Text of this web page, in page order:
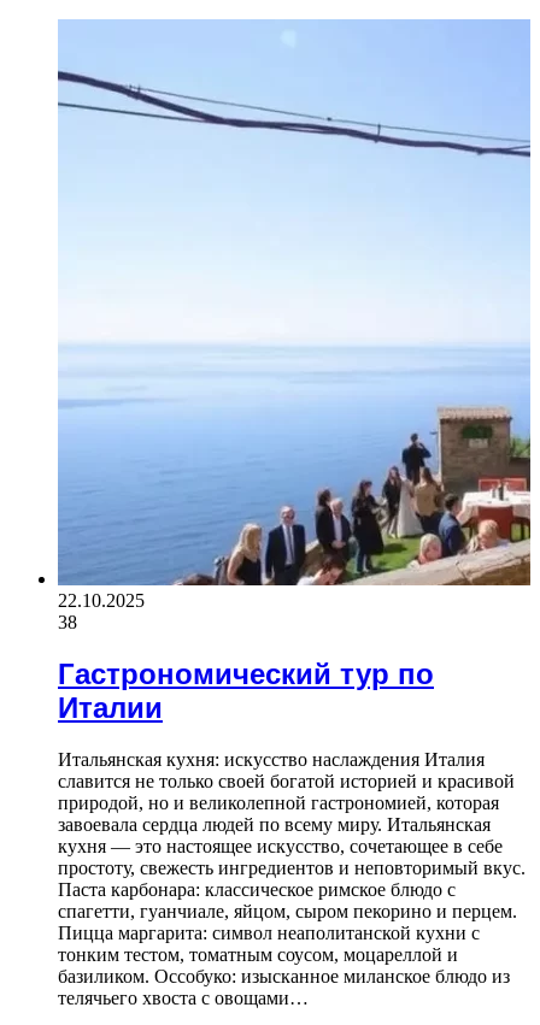
22.10.2025
38
Гастрономический тур по
Италии
Итальянская кухня: искусство наслаждения Италия
славится не только своей богатой историей и красивой
природой, но и великолепной гастрономией, которая
завоевала сердца людей по всему миру. Итальянская
кухня — это настоящее искусство, сочетающее в себе
простоту, свежесть ингредиентов и неповторимый вкус.
Паста карбонара: классическое римское блюдо с
спагетти, гуанчиале, яйцом, сыром пекорино и перцем.
Пицца маргарита: символ неаполитанской кухни с
тонким тестом, томатным соусом, моцареллой и
базиликом. Оссобуко: изысканное миланское блюдо из
телячьего хвоста с овощами…